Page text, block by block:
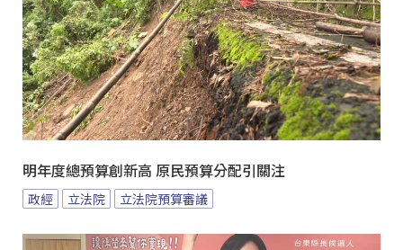
明年度總預算創新高 原民預算分配引關注
政經 立法院 立法院預算審議